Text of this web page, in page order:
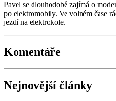
Pavel se dlouhodobě zajímá o
po elektromobily. Ve volném čase
jezdí na elektrokole.
Komentáře
Nejnovější články